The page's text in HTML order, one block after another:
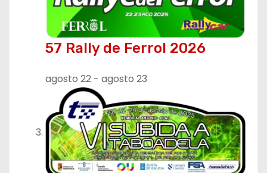
57 Rally de Ferrol 2026
agosto 22 - agosto 23